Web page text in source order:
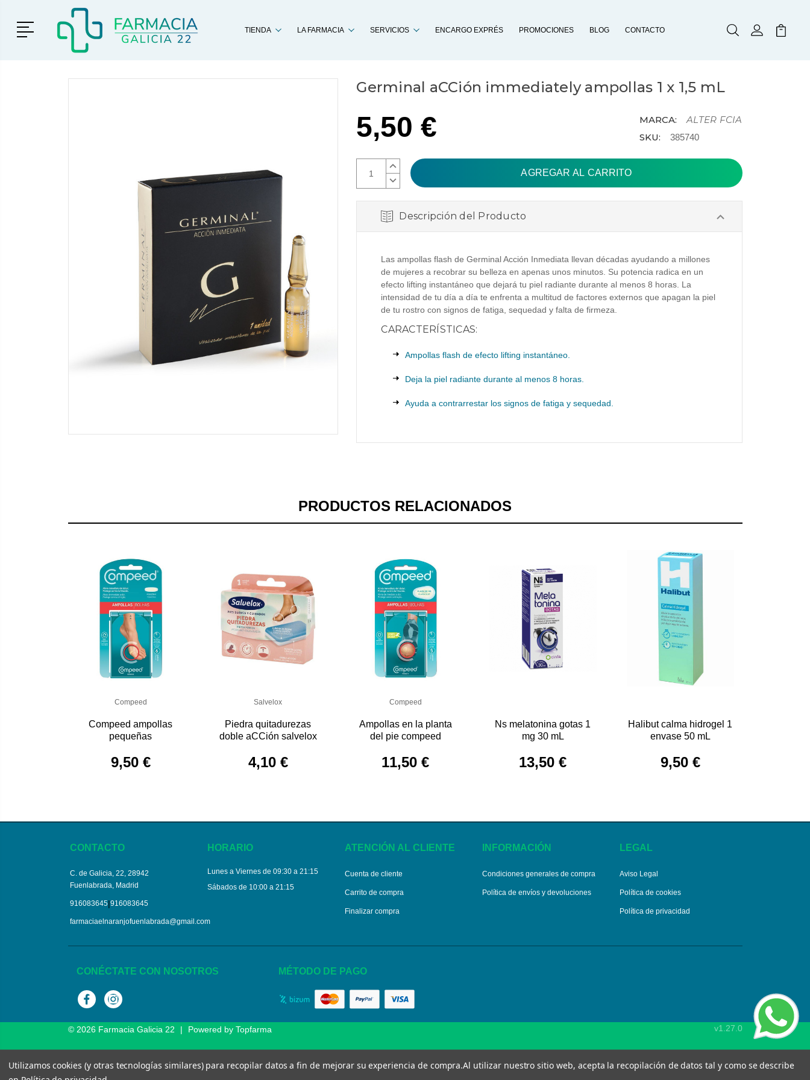
Menú TIENDA LA FARMACIA SERVICIOS ENCARGO EXPRÉS PROMOCIONES BLOG CONTACTO BuscarMi Cuenta
Mi
Germinal aCCión immediately ampollas 1 x 1,5 mL
5,50 €
AUMENTAR
CANTIDAD:
DISMINUIR
CANTIDAD:
MARCA:
ALTER FCIA
SKU:
385740
Descripción del Producto
Las ampollas flash de Germinal Acción Inmediata llevan décadas ayudando a millones
de mujeres a recobrar su belleza en apenas unos minutos. Su potencia radica en un
efecto lifting instantáneo que dejará tu piel radiante durante al menos 8 horas. La
intensidad de tu día a día te enfrenta a multitud de factores externos que apagan la piel
de tu rostro con signos de fatiga, sequedad y falta de firmeza.
CARACTERÍSTICAS:
Ampollas flash de efecto lifting instantáneo.
Deja la piel radiante durante al menos 8 horas.
Ayuda a contrarrestar los signos de fatiga y sequedad.
PRODUCTOS RELACIONADOS
Compeed
Compeed ampollas
pequeñas
9,50 €
Salvelox
Piedra quitadurezas
doble aCCión salvelox
4,10 €
Compeed
Ampollas en la planta
del pie compeed
11,50 €
Ns melatonina gotas 1
mg 30 mL
13,50 €
Halibut calma hidrogel 1
envase 50 mL
9,50 €
CONTACTO
C. de Galicia, 22, 28942
Fuenlabrada, Madrid
916083645|916083645
farmaciaelnaranjofuenlabrada@gmail.com
HORARIO
Lunes a Viernes de 09:30 a 21:15
Sábados de 10:00 a 21:15
ATENCIÓN AL CLIENTE
Cuenta de cliente
Carrito de compra
Finalizar compra
INFORMACIÓN
Condiciones generales de compra
Política de envíos y devoluciones
LEGAL
Aviso Legal
Política de cookies
Política de privacidad
CONÉCTATE CON NOSOTROS
FacebookInstagram
MÉTODO DE PAGO
© 2026 Farmacia Galicia 22 | Powered by Topfarma v1.27.0
Utilizamos cookies (y otras tecnologías similares) para recopilar datos a fin de mejorar su experiencia de compra.Al utilizar nuestro sitio web, acepta la recopilación de datos tal y como se describe